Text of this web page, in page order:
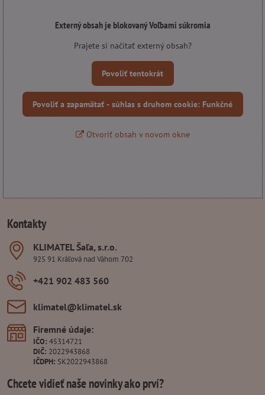
Externý obsah je blokovaný Voľbami súkromia
Prajete si načítať externý obsah?
Povoliť tentokrát
Povoliť a zapamätať - súhlas s druhom cookie: Funkčné
Otvoriť obsah v novom okne
Kontakty
KLIMATEL Šaľa, s​.r​.o​.
925 91 Kráľová nad Váhom 702
+421 902 483 560
klimatel​@klimatel​.sk
Firemné údaje:
IČO: 45314721
DIČ: 2022943868
IČDPH: SK2022943868
Chcete vidieť naše novinky ako prví?